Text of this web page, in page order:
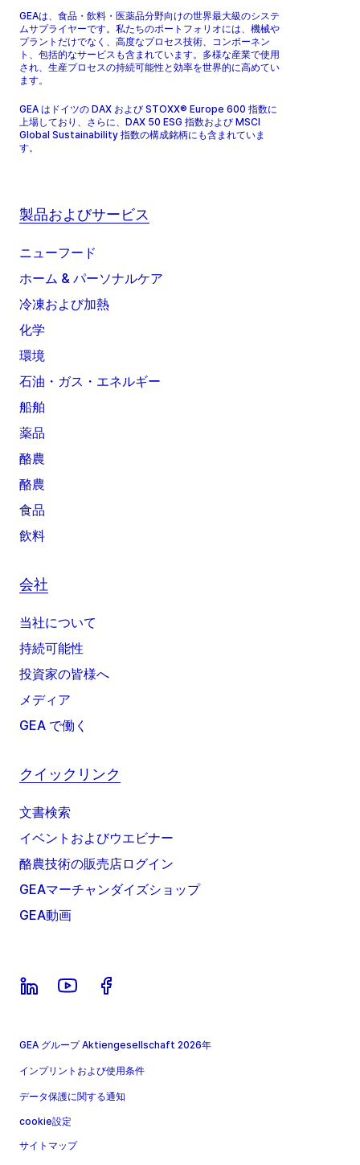
GEAは、食品・飲料・医薬品分野向けの世界最大級のシステ
ムサプライヤーです。私たちのポートフォリオには、機械や
プラントだけでなく、高度なプロセス技術、コンポーネン
ト、包括的なサービスも含まれています。多様な産業で使用
され、生産プロセスの持続可能性と効率を世界的に高めてい
ます。
GEA はドイツの DAX および STOXX® Europe 600 指数に
上場しており、さらに、DAX 50 ESG 指数および MSCI
Global Sustainability 指数の構成銘柄にも含まれていま
す。
製品およびサービス
ニューフード
ホーム & パーソナルケア
冷凍および加熱
化学
環境
石油・ガス・エネルギー
船舶
薬品
酪農
酪農
食品
飲料
会社
当社について
持続可能性
投資家の皆様へ
メディア
GEA で働く
クイックリンク
文書検索
イベントおよびウエビナー
酪農技術の販売店ログイン
GEAマーチャンダイズショップ
GEA動画
GEA グループ Aktiengesellschaft 2026年
インプリントおよび使用条件
データ保護に関する通知
cookie設定
サイトマップ